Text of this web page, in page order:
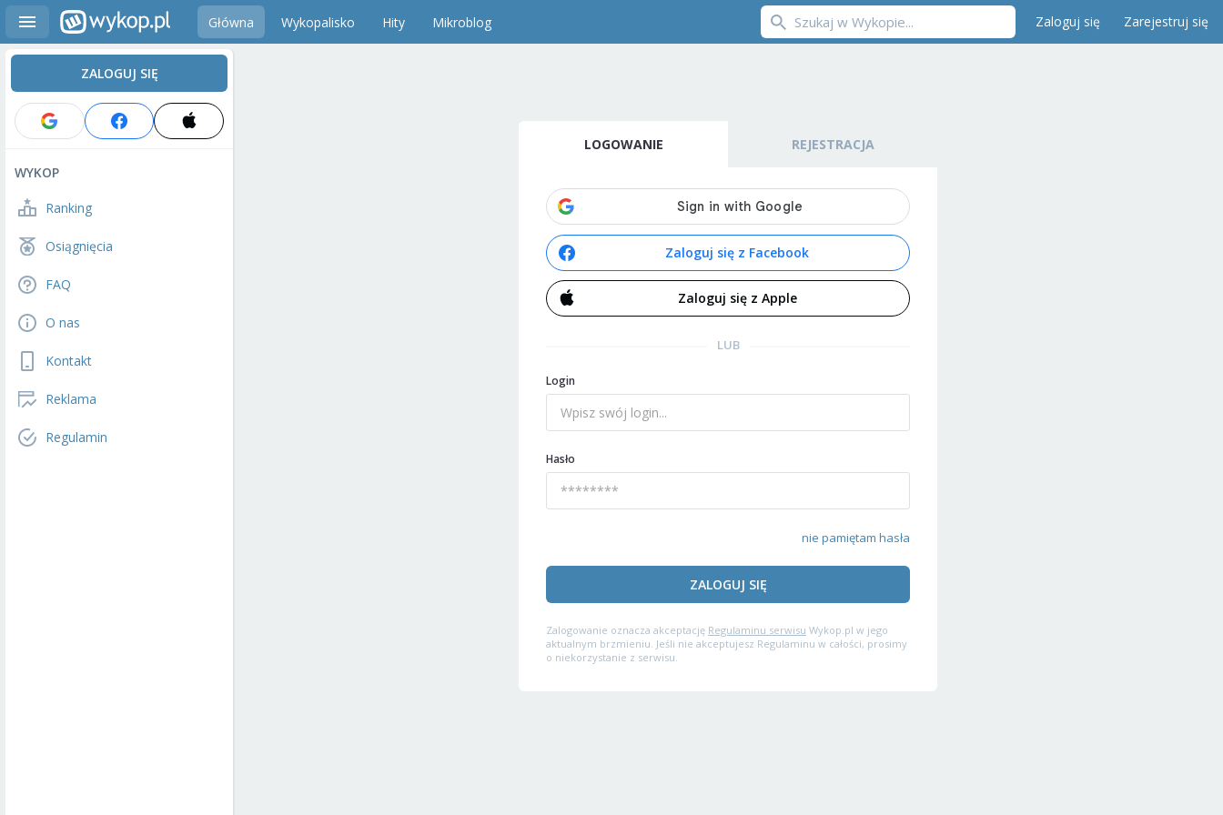
Główna Wykopalisko Hity Mikroblog Zaloguj się Zarejestruj się
ZALOGUJ SIĘ
WYKOP
Ranking
Osiągnięcia
FAQ
O nas
Kontakt
Reklama
Regulamin
LOGOWANIE REJESTRACJA
Zaloguj się z Facebook
Zaloguj się z Apple
LUB
Login
Hasło
nie pamiętam hasła
ZALOGUJ SIĘ
Zalogowanie oznacza akceptację Regulaminu serwisu Wykop.pl w jego
aktualnym brzmieniu. Jeśli nie akceptujesz Regulaminu w całości, prosimy
o niekorzystanie z serwisu.